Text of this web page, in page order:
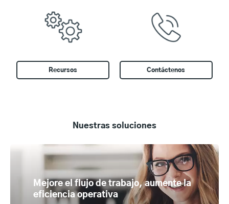
Recursos Contáctenos
Nuestras soluciones
de trabajo, aumente la
Controle los
rendimiento